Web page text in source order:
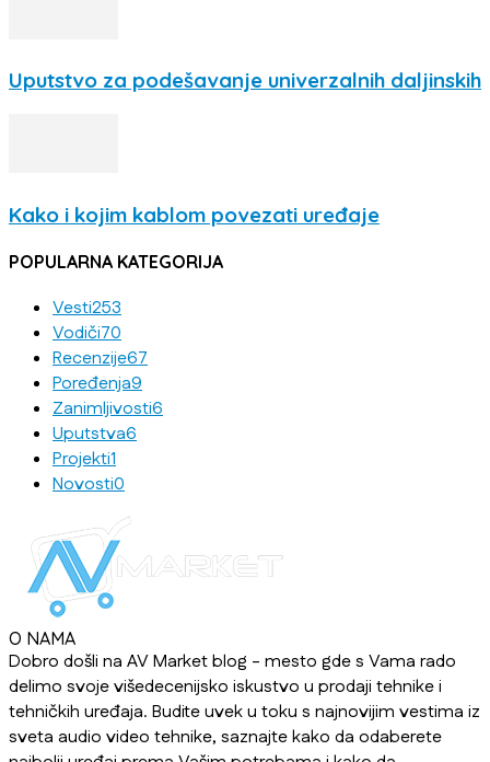
Uputstvo za podešavanje univerzalnih daljinskih
Kako i kojim kablom povezati uređaje
POPULARNA KATEGORIJA
Vesti253
Vodiči70
Recenzije67
Poređenja9
Zanimljivosti6
Uputstva6
Projekti1
Novosti0
O NAMA
Dobro došli na AV Market blog - mesto gde s Vama rado
delimo svoje višedecenijsko iskustvo u prodaji tehnike i
tehničkih uređaja. Budite uvek u toku s najnovijim vestima iz
sveta audio video tehnike, saznajte kako da odaberete